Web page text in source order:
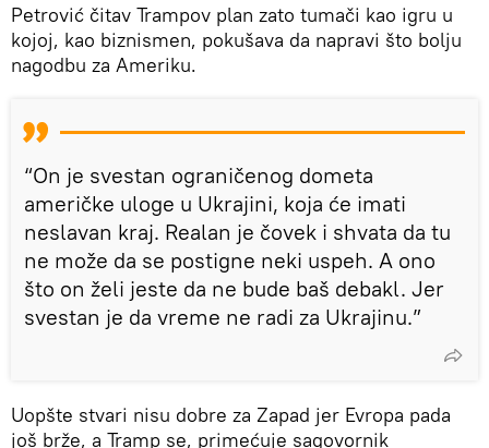
Petrović čitav Trampov plan zato tumači kao igru u
kojoj, kao biznismen, pokušava da napravi što bolju
nagodbu za Ameriku.
“On je svestan ograničenog dometa
američke uloge u Ukrajini, koja će imati
neslavan kraj. Realan je čovek i shvata da tu
ne može da se postigne neki uspeh. A ono
što on želi jeste da ne bude baš debakl. Jer
svestan je da vreme ne radi za Ukrajinu.”
Uopšte stvari nisu dobre za Zapad jer Evropa pada
još brže, a Tramp se, primećuje sagovornik